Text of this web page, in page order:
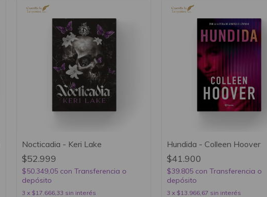
Nocticadia - Keri Lake
$52.999
$50.349,05 con Transferencia o
depósito
3 x $17.666,33 sin interés
Hundida - Colleen Hoover
$41.900
$39.805 con Transferencia o
depósito
3 x $13.966,67 sin interés